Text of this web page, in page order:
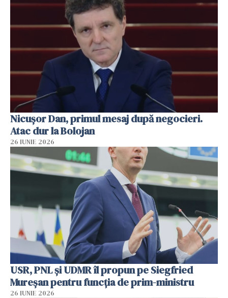
Nicușor Dan, primul mesaj după negocieri.
Atac dur la Bolojan
26 IUNIE 2026
USR, PNL şi UDMR îl propun pe Siegfried
Mureşan pentru funcţia de prim-ministru
26 IUNIE 2026